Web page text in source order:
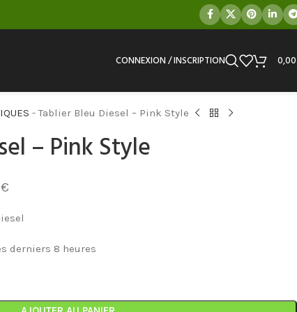
CONNEXION / INSCRIPTION
-Tablier Bleu Diesel – Pink Style
– Pink Style
€
derniers 8 heures